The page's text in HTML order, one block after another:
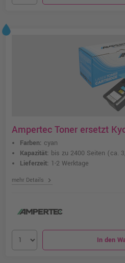
Ampertec Toner ersetzt
Farben: cyan
Kapazität: bis zu 2400 Seiten (ca.
Lieferzeit: 1-2 Werktage
mehr Details chevron_right
In den